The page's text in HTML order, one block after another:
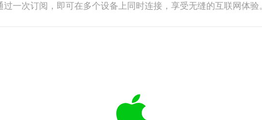
过一次订阅，即可在多个设备上同时连接，享受无缝的互联网体验。